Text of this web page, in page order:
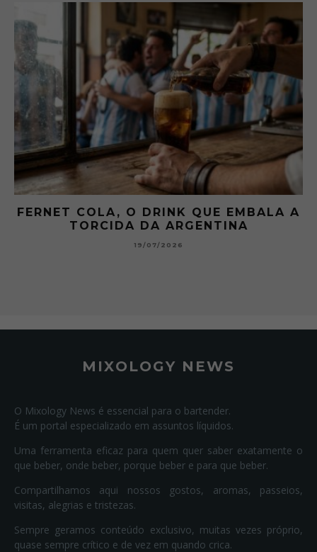
A
GIBSON: O PICLES QUE MUDOU A
HISTÓRIA DOS MARTINI
15/07/2026
MIXOLOGY NEWS
O Mixology News é essencial para o bartender.
É um portal especializado em assuntos líquidos.
Uma ferramenta eficaz para quem quer saber exatamente o
que beber, onde beber, porque beber e para que beber.
Compartilhamos aqui nossos gostos, aromas, passeios,
visitas, alegrias e tristezas.
Sempre geramos conteúdo exclusivo, muitas vezes próprio,
quase sempre crítico e de vez em quando crica.